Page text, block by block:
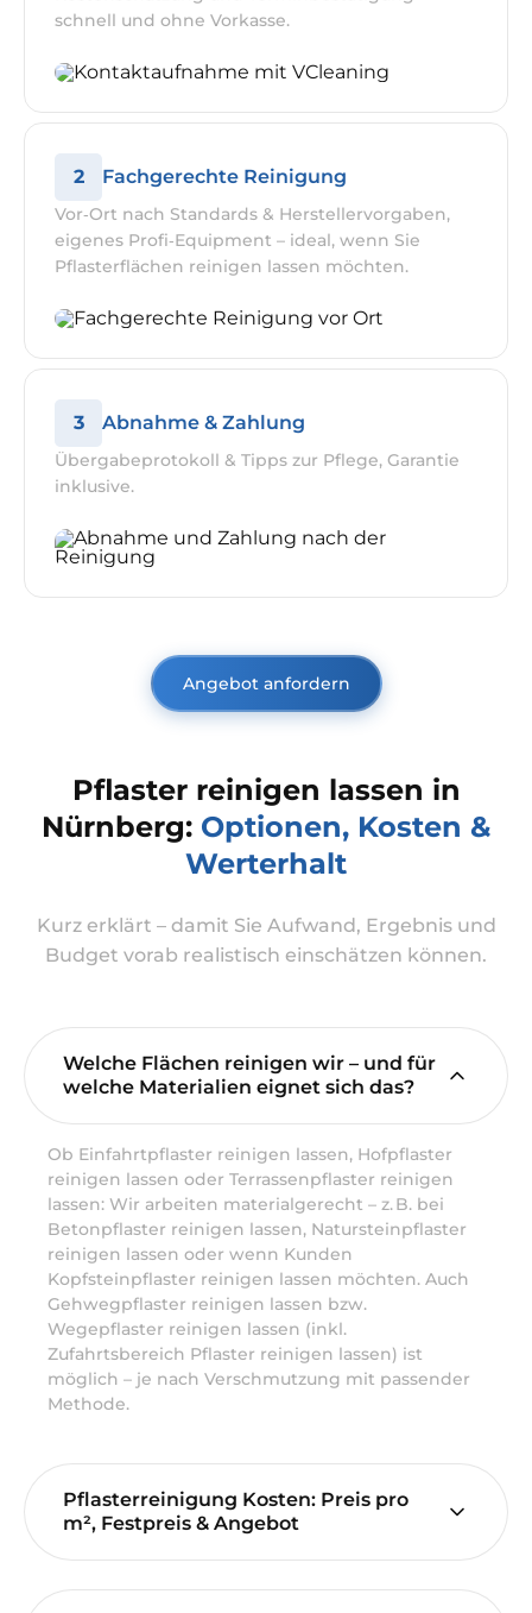
schnell und ohne Vorkasse.
2 Fachgerechte Reinigung
Vor‑Ort nach Standards & Herstellervorgaben,
eigenes Profi‑Equipment – ideal, wenn Sie
Pflasterflächen reinigen lassen möchten.
3 Abnahme & Zahlung
Übergabeprotokoll & Tipps zur Pflege, Garantie
inklusive.
Angebot anfordern
Pflaster reinigen lassen in
Nürnberg: Optionen, Kosten &
Werterhalt
Kurz erklärt – damit Sie Aufwand, Ergebnis und
Budget vorab realistisch einschätzen können.
Welche Flächen reinigen wir – und für
welche Materialien eignet sich das?
Ob Einfahrtpflaster reinigen lassen, Hofpflaster
reinigen lassen oder Terrassenpflaster reinigen
lassen: Wir arbeiten materialgerecht – z. B. bei
Betonpflaster reinigen lassen, Natursteinpflaster
reinigen lassen oder wenn Kunden
Kopfsteinpflaster reinigen lassen möchten. Auch
Gehwegpflaster reinigen lassen bzw.
Wegepflaster reinigen lassen (inkl.
Zufahrtsbereich Pflaster reinigen lassen) ist
möglich – je nach Verschmutzung mit passender
Methode.
Pflasterreinigung Kosten: Preis pro
m², Festpreis & Angebot